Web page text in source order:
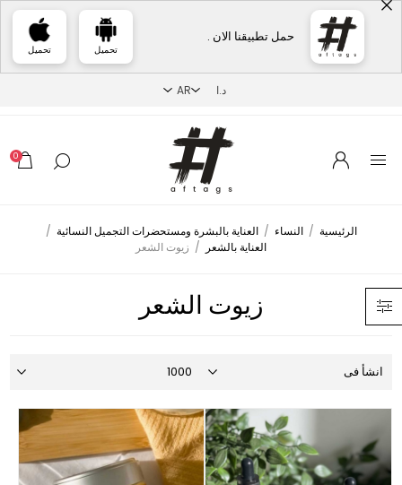
حمل تطبيقنا الان .
تحميل تحميل
0
الرئيسية / النساء / العناية بالبشرة ومستحضرات التجميل النسائية /
العناية بالشعر / زيوت الشعر
زيوت الشعر